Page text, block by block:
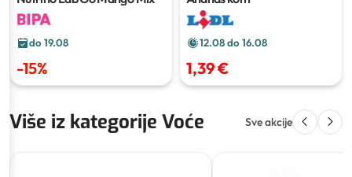
do 19.08
-15%
12.08 do 16.08
1,39 €
Više iz kategorije Voće Sve akcije